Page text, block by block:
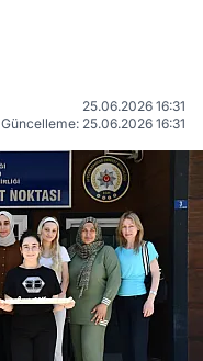
25.06.2026 16:31
Güncelleme: 25.06.2026 16:31